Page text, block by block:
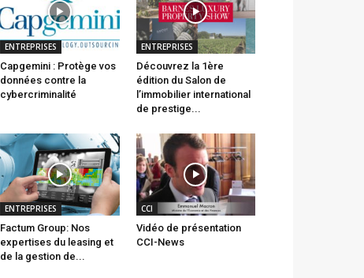
ENTREPRISES
Capgemini : Protège vos
données contre la
cybercriminalité
ENTREPRISES
Découvrez la 1ère
édition du Salon de
l’immobilier international
de prestige...
ENTREPRISES
Factum Group: Nos
expertises du leasing et
de la gestion de...
CCI
Vidéo de présentation
CCI-News